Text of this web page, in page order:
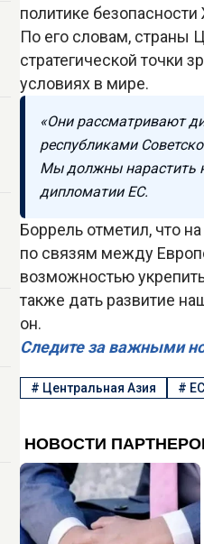
политике
По его словам, страны
стратегической точки
условиях в мире.
«Они рассматривают
республиками
Мы должны нарастить
дипломатии ЕС.
Боррель отметил, что
по связям между
возможностью
также дать развитие
он.
Следите за важными
# Центральная Азия # ЕС